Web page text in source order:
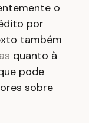
o
por
também
quanto à
pode
sobre